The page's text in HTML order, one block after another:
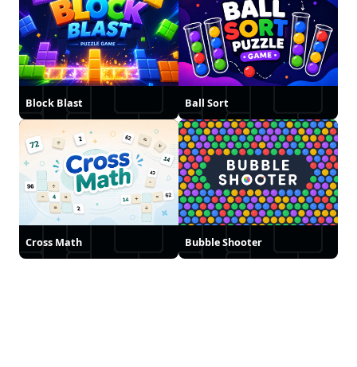
Block Blast Ball Sort
Cross Math Bubble Shooter